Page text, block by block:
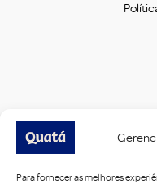
Para fornecer as melhores